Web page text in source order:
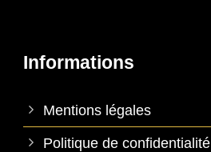
Informations
Mentions légales
Politique de confidentialité